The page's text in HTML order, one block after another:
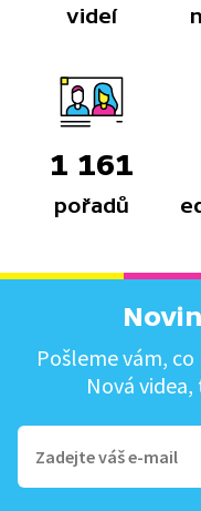
videí
1 161
pořadů
Pošleme vám, co
Nová